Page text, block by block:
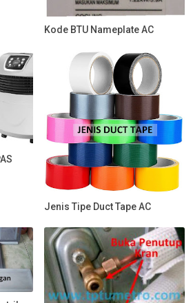
Kode BTU Nameplate AC
Jenis Tipe Duct Tape AC